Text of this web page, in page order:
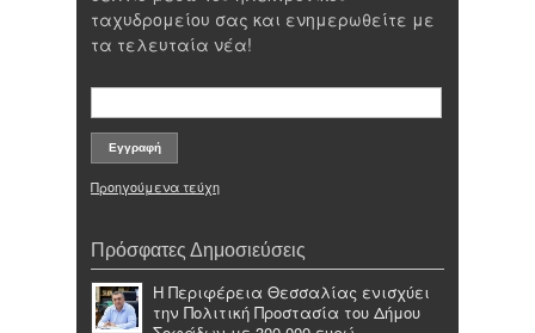
ταχυδρομείου σας και ενημερωθείτε με
τα τελευταία νέα!
Προηγούμενα τεύχη
Πρόσφατες Δημοσιεύσεις
Η Περιφέρεια Θεσσαλίας ενισχύει
την Πολιτική Προστασία του Δήμου